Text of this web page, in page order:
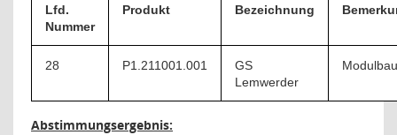
Lfd.
Nummer
Produkt Bezeichnung
28 P1.211001.001
GS
Lemwerder
Modulbau
Abstimmungsergebnis: